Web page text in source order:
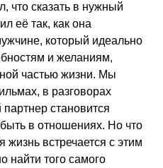
что сказать в нужный
её так, как она
который идеально
и желаниям,
частью жизни. Мы
в разговорах
становится
в отношениях. Но что
жизнь встречается с этим
найти того самого